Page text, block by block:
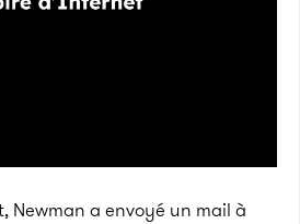
Newman a envoyé un mail à